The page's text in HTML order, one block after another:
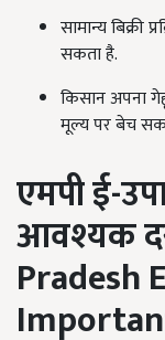
सामान्य बिक्री
सकता है.
किसान अपना
मूल्य पर बेच
एमपी ई-
आवश्यक
Pradesh